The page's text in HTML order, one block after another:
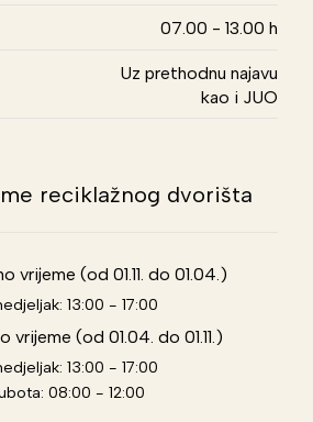
07.00 - 13.00 h
Uz prethodnu najavu
kao i JUO
reciklažnog dvorišta
vrijeme (od 01.11. do 01.04.)
13:00 - 17:00
vrijeme (od 01.04. do 01.11.)
13:00 - 17:00
08:00 - 12:00